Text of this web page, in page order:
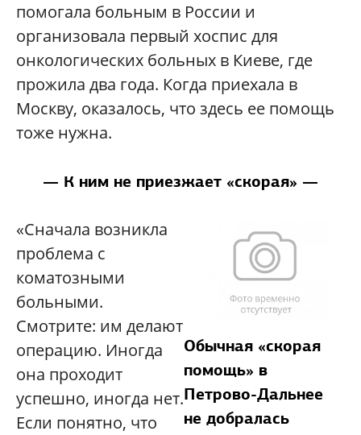
помогала больным в России и
организовала первый хоспис для
онкологических больных в Киеве, где
прожила два года. Когда приехала в
Москву, оказалось, что здесь ее помощь
тоже нужна.
— К ним не приезжает «скорая» —
Обычная «скорая
помощь» в
Петрово-Дальнее
не добралась
«Сначала возникла
проблема с
коматозными
больными.
Смотрите: им делают
операцию. Иногда
она проходит
успешно, иногда нет.
Если понятно, что